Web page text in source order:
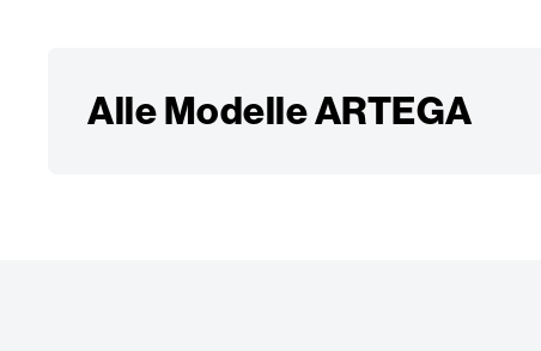
Alle Modelle ARTEGA